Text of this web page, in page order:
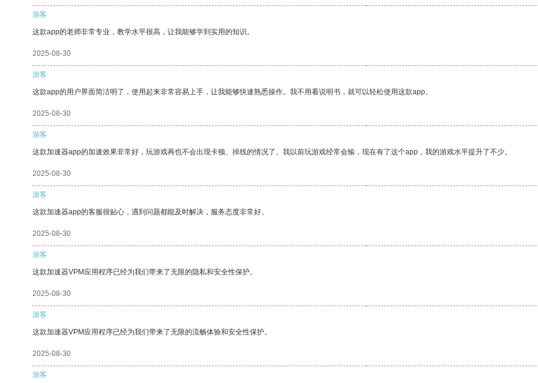
游客
这款app的老师非常专业，教学水平很高，让我能够学到实用的知识。
2025-08-30
游客
这款app的用户界面简洁明了，使用起来非常容易上手，让我能够快速熟悉操作。我不用看说明书，就可以轻松使用这款app。
2025-08-30
游客
这款加速器app的加速效果非常好，玩游戏再也不会出现卡顿、掉线的情况了。我以前玩游戏经常会输，现在有了这个app，我的游戏水平提升了不少。
2025-08-30
游客
这款加速器app的客服很贴心，遇到问题都能及时解决，服务态度非常好。
2025-08-30
游客
这款加速器VPM应用程序已经为我们带来了无限的隐私和安全性保护。
2025-08-30
游客
这款加速器VPM应用程序已经为我们带来了无限的流畅体验和安全性保护。
2025-08-30
游客